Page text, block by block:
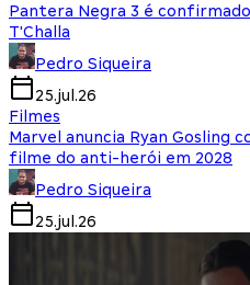
Pantera Negra 3 é
T'Challa
Pedro Siqueira
25.jul.26
Filmes
Marvel anuncia Ryan Gosling
filme do anti-herói em 2028
Pedro Siqueira
25.jul.26